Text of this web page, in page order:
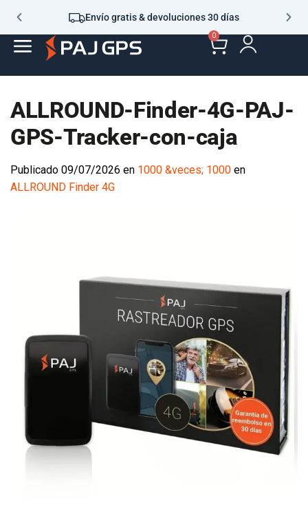
Envío gratis & devoluciones 30 días
0
ALLROUND-Finder-4G-PAJ-
GPS-Tracker-con-caja
Publicado 09/07/2026 en 1000 &veces; 1000 en
ALLROUND Finder 4G